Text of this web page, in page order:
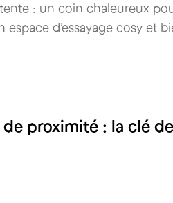
: un coin chaleureux
d’essayage cosy et
proximité : la clé